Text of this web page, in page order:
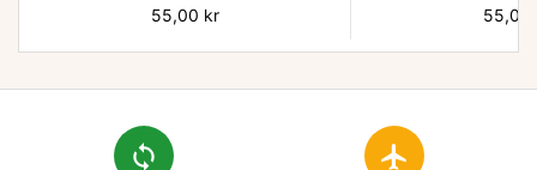
Pris
55,00 kr Pris
55,00
loop flight